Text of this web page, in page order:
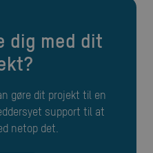
support til at
netop det.